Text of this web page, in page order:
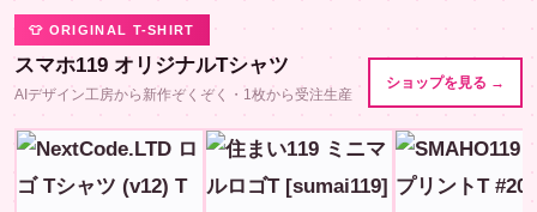
👕 ORIGINAL T-SHIRT
スマホ119 オリジナルTシャツ
AIデザイン工房から新作ぞくぞく・1枚から受注生産
ショップを見る →